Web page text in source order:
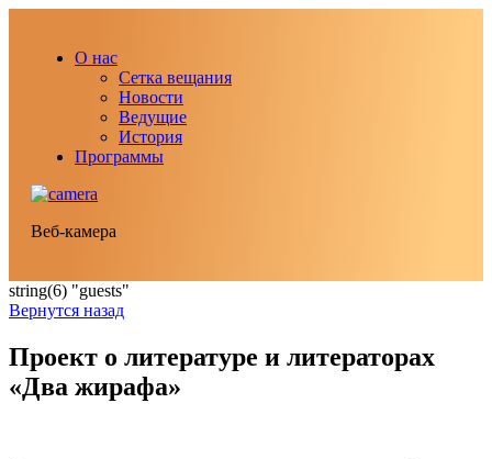
О нас
Сетка вещания
Новости
Ведущие
История
Программы
Веб-камера
string(6) "guests"
Вернутся назад
Проект о литературе и литераторах
«Два жирафа»